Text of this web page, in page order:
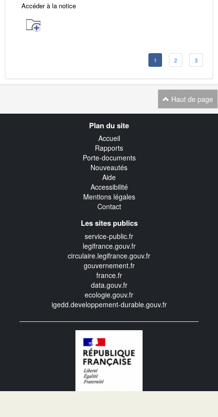
Accéder à la notice
1 2 3
Haut de page
Plan du site
Accueil
Rapports
Porte-documents
Nouveautés
Aide
Accessibilité
Mentions légales
Contact
Les sites publics
service-public.fr
legifrance.gouv.fr
circulaire.legifrance.gouv.fr
gouvernement.fr
france.fr
data.gouv.fr
ecologie.gouv.fr
igedd.developpement-durable.gouv.fr